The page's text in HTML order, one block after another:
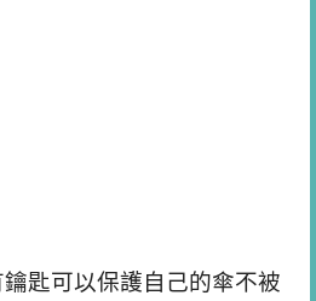
匙可以保護自己的傘不被